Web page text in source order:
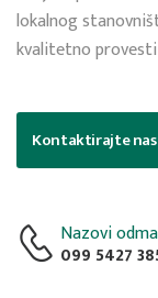
lokalnog
kvalitetno
Kontaktirajte nas
Nazovi
099 5427